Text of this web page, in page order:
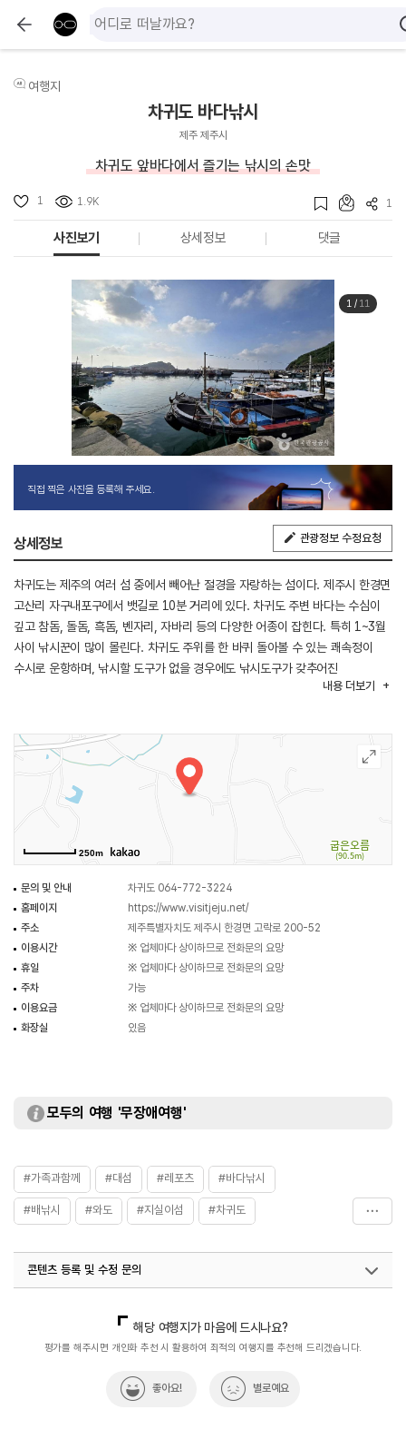
여행지
차귀도 바다낚시
제주 제주시
차귀도 앞바다에서 즐기는 낚시의 손맛
1 1.9K 1
사진보기 상세정보 댓글
1/ 11
직접 찍은 사진을 등록해 주세요.
상세정보 관광정보 수정요청
차귀도는 제주의 여러 섬 중에서 빼어난 절경을 자랑하는 섬이다. 제주시 한경면
고산리 자구내포구에서 뱃길로 10분 거리에 있다. 차귀도 주변 바다는 수심이
깊고 참돔, 돌돔, 흑돔, 벤자리, 자바리 등의 다양한 어종이 잡힌다. 특히 1~3월
사이 낚시꾼이 많이 몰린다. 차귀도 주위를 한 바퀴 돌아볼 수 있는 쾌속정이
수시로 운항하며, 낚시할 도구가 없을 경우에도 낚시도구가 갖추어진
소형어선을 빌려 배낚시가 가능하다. 어족이 풍부하여 낚시 경험이 없는
때문에 함께 온 친구나 연인, 가족들과 함께 낚시를 즐길 수 있다. 워낙 입질이
잦기 때문에 낚싯줄을 던지자마자 물고기가 잡히는 경우도 있다.
내용 더보기
250m
문의 및 안내
차귀도 064-772-3224
홈페이지
https://www.visitjeju.net/
주소
제주특별자치도 제주시 한경면 고락로 200-52
이용시간
※ 업체마다 상이하므로 전화문의 요망
휴일
※ 업체마다 상이하므로 전화문의 요망
주차
가능
이용요금
※ 업체마다 상이하므로 전화문의 요망
화장실
있음
모두의 여행 '무장애여행'
#가족과함께 #대섬 #레포츠 #바다낚시
#배낚시 #와도 #지실이섬 #차귀도
콘텐츠 등록 및 수정 문의
해당 여행지가 마음에 드시나요?
평가를 해주시면 개인화 추천 시 활용하여 최적의 여행지를 추천해 드리겠습니다.
좋아요! 별로예요